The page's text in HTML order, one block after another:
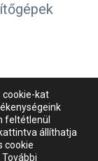
cookie-kat
feltétlenül
állíthatja
cookie